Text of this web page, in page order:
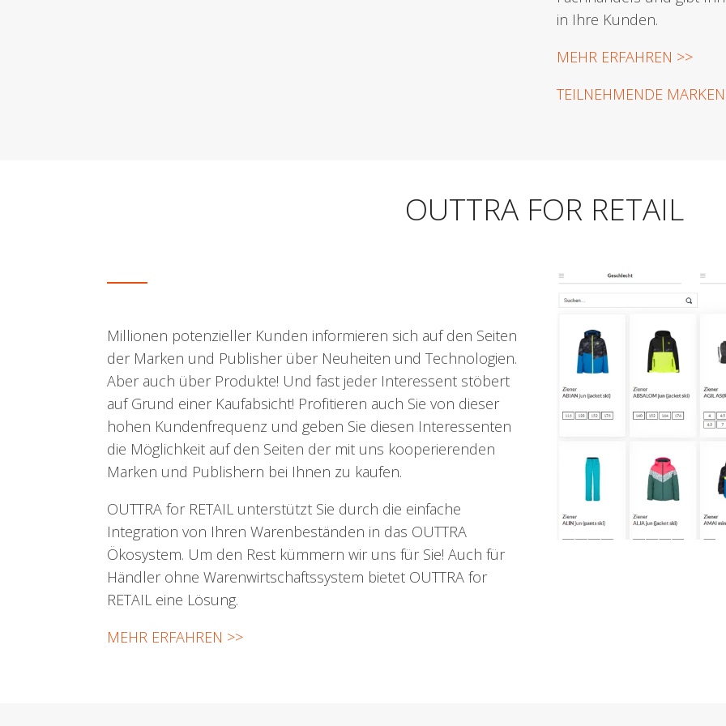
in Ihre Kunden.
MEHR ERFAHREN >>
TEILNEHMENDE
OUTTRA FOR RETAIL
Millionen potenzieller Kunden informieren sich auf den Seiten
der Marken und Publisher über Neuheiten und Technologien.
Aber auch über Produkte! Und fast jeder Interessent stöbert
auf Grund einer Kaufabsicht! Profitieren auch Sie von dieser
hohen Kundenfrequenz und geben Sie diesen Interessenten
die Möglichkeit auf den Seiten der mit uns kooperierenden
Marken und Publishern bei Ihnen zu kaufen.
OUTTRA for RETAIL unterstützt Sie durch die einfache
Integration von Ihren Warenbeständen in das OUTTRA
Ökosystem. Um den Rest kümmern wir uns für Sie! Auch für
Händler ohne Warenwirtschaftssystem bietet OUTTRA for
RETAIL eine Lösung.
MEHR ERFAHREN >>